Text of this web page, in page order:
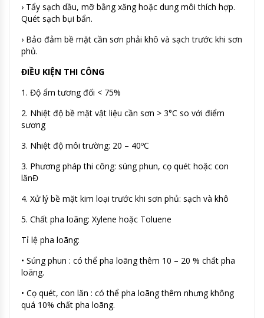
› Tẩy sạch dầu, mỡ bằng xăng hoặc dung môi thích hợp.
Quét sạch bụi bẩn.
› Bảo đảm bề mặt cần sơn phải khô và sạch trước khi sơn
phủ.
ĐIỀU KIỆN THI CÔNG
1. Độ ẩm tương đối < 75%
2. Nhiệt độ bề mặt vật liệu cần sơn > 3°C so với điểm
sương
3. Nhiệt độ môi trường: 20 – 40ºC
3. Phương pháp thi công: súng phun, cọ quét hoặc con
lănĐ
4. Xử lý bề mặt kim loại trước khi sơn phủ: sạch và khô
5. Chất pha loãng: Xylene hoặc Toluene
Tỉ lệ pha loãng:
• Súng phun : có thể pha loãng thêm 10 – 20 % chất pha
loãng.
• Cọ quét, con lăn : có thể pha loãng thêm nhưng không
quá 10% chất pha loãng.